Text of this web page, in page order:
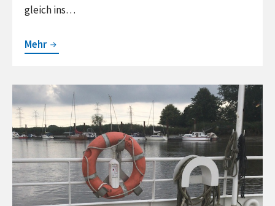
gleich ins…
Mehr Arved
Continue
reading
Atmet
tief
durch,
sagt
Sarah